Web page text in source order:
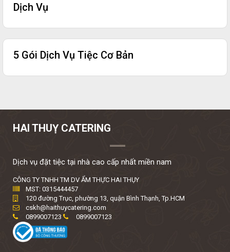
Dịch Vụ
5 Gói Dịch Vụ Tiệc Cơ Bản
HAI THUỴ CATERING
Dịch vụ đặt tiệc tại nhà cao cấp nhất miền nam
CÔNG TY TNHH TM DV ẨM THỰC HAI THỤY
MST: 0315444457
120 đường Trục, phường 13, quận Bình Thạnh, Tp.HCM
cskh@haithuycatering.com
0899007123
0899007123